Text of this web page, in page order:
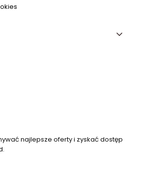
najlepsze oferty i zyskać dostęp